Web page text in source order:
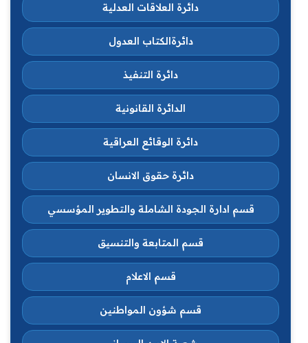
دائرة العلاقات العدلية
دائرةالكتاب العدول
دائرة التنفيذ
الدائرة القانونية
دائرة الوقائع العراقية
دائرة حقوق الانسان
قسم ادارة الجودة الشاملة والتطوير المؤسسي
قسم المتابعة والتنسيق
قسم الاعلام
قسم شؤون المواطنين